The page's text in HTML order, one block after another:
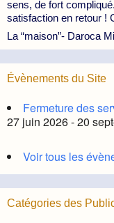
sens, de fort
satisfaction en retour !
La “maison”- Daroca
Évènements du Site
Fermeture des
27 juin 2026 - 20
Voir tous les
Catégories des